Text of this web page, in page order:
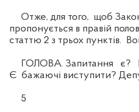
Отже, для того, щоб
пропонується в правій
статтю 2 з трьох пунктів.
ГОЛОВА. Запитання є?
Є бажаючі виступити?
5